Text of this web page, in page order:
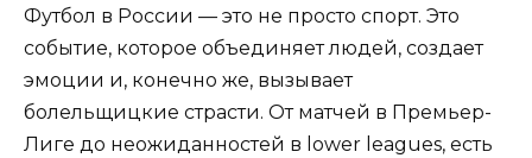
Футбол в России — это не просто спорт. Это
событие, которое объединяет людей, создает
эмоции и, конечно же, вызывает
болельщицкие страсти. От матчей в Премьер-
Лиге до неожиданностей в lower leagues, есть